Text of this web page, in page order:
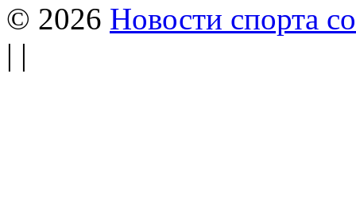
© 2026 Новости спорта
| |